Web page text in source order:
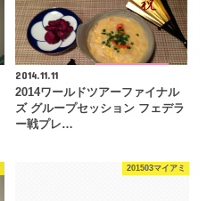
2014.11.11
2014ワールドツアーファイナル
ズ グループセッション フェデラ
ー戦プレ…
201503マイアミ